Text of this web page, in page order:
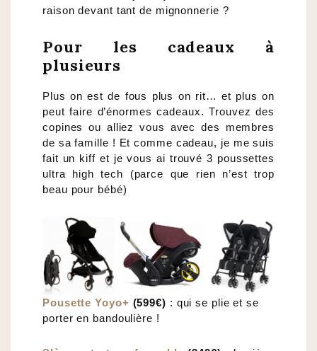
raison devant tant de mignonnerie ?
Pour les cadeaux à
plusieurs
Plus on est de fous plus on rit… et plus on
peut faire d’énormes cadeaux. Trouvez des
copines ou alliez vous avec des membres
de sa famille ! Et comme cadeau, je me suis
fait un kiff et je vous ai trouvé 3 poussettes
ultra high tech (parce que rien n’est trop
beau pour bébé)
Pousette Yoyo+ (599€) : qui se plie et se
porter en bandoulière !